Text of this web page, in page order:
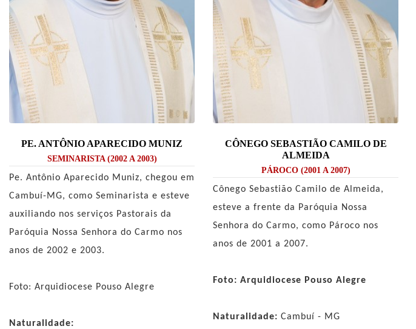
PE. ANTÔNIO APARECIDO MUNIZ
SEMINARISTA (2002 A 2003)
Pe. Antônio Aparecido Muniz, chegou em
Cambuí-MG, como Seminarista e esteve
auxiliando nos serviços Pastorais da
Paróquia Nossa Senhora do Carmo nos
anos de 2002 e 2003.
Foto: Arquidiocese Pouso Alegre
Naturalidade:
CÔNEGO SEBASTIÃO CAMILO DE
ALMEIDA
PÁROCO (2001 A 2007)
Cônego Sebastião Camilo de Almeida,
esteve a frente da Paróquia Nossa
Senhora do Carmo, como Pároco nos
anos de 2001 a 2007.
Foto: Arquidiocese Pouso Alegre
Naturalidade: Cambuí - MG